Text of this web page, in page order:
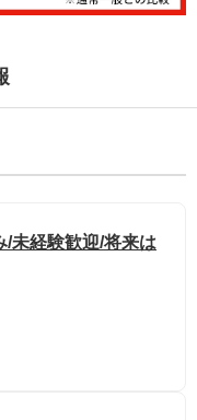
/未経験歓迎/将来は